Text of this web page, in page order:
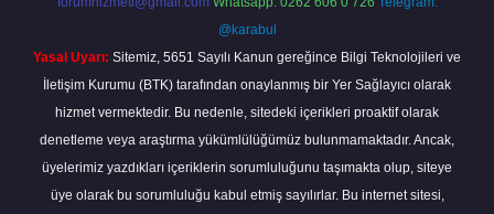
@karabul
Yasal Uyarı: Sitemiz, 5651 Sayılı Kanun gereğince Bilgi Teknolojileri ve
İletişim Kurumu (BTK) tarafından onaylanmış bir Yer Sağlayıcı olarak
hizmet vermektedir. Bu nedenle, sitedeki içerikleri proaktif olarak
denetleme veya araştırma yükümlülüğümüz bulunmamaktadır. Ancak,
üyelerimiz yazdıkları içeriklerin sorumluluğunu taşımakta olup, siteye
üye olarak bu sorumluluğu kabul etmiş sayılırlar. Bu internet sitesi,